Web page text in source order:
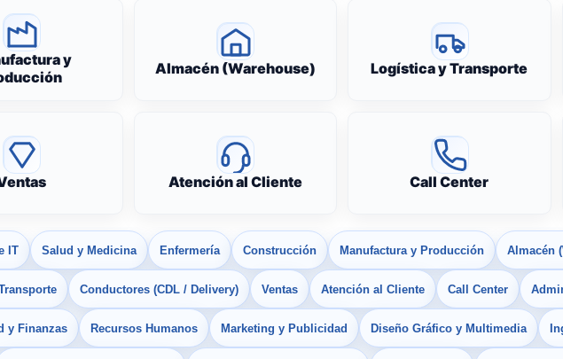
y
Almacén (Warehouse) Logística y Transporte
Atención al Cliente Call Center
IT Salud y Medicina Enfermería Construcción Manufactura y Producción Almacén
Conductores (CDL / Delivery) Ventas Atención al Cliente Call Center
y Finanzas Recursos Humanos Marketing y Publicidad Diseño Gráfico y Multimedia